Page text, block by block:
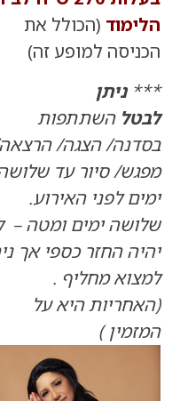
(הכולל את
למופע זה)
ניתן
השתתפות
הצגה/ הרצאה/
סיור עד שלושה
לפני האירוע.
ימים ומטה – לא
החזר כספי אך ניתן
מחליף .
היא על
)